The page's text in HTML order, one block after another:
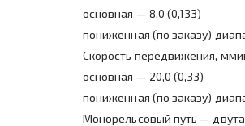
основная — 8,0 (0,133)
пониженная (по заказу)
Скорость передвижения,
основная — 20,0 (0,33)
пониженная (по заказу)
Монорельсовый путь —